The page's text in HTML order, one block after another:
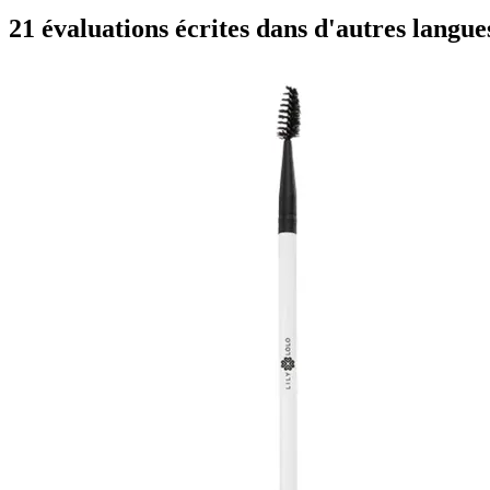
21 évaluations écrites dans d'autres